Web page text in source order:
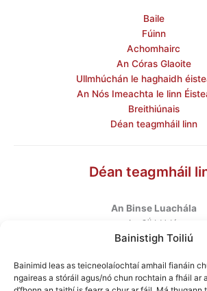
Bainistigh Toiliú
Bainimid leas as teicneolaíochtaí amhail fianáin
ngaireas a stóráil agus/nó chun rochtain a fháil ar
Baile
Fúinn
Achomhairc
An Córas Glaoite
Ullmhúchán le haghaidh
An Nós Imeachta le linn
Breithiúnais
Déan teagmháil linn
Déan teagmháil
An Binse Luachála
An 6úhUrlár
Halla Mhargadh na Feirme
Baile Átha Cliath 7
D07 AEF4